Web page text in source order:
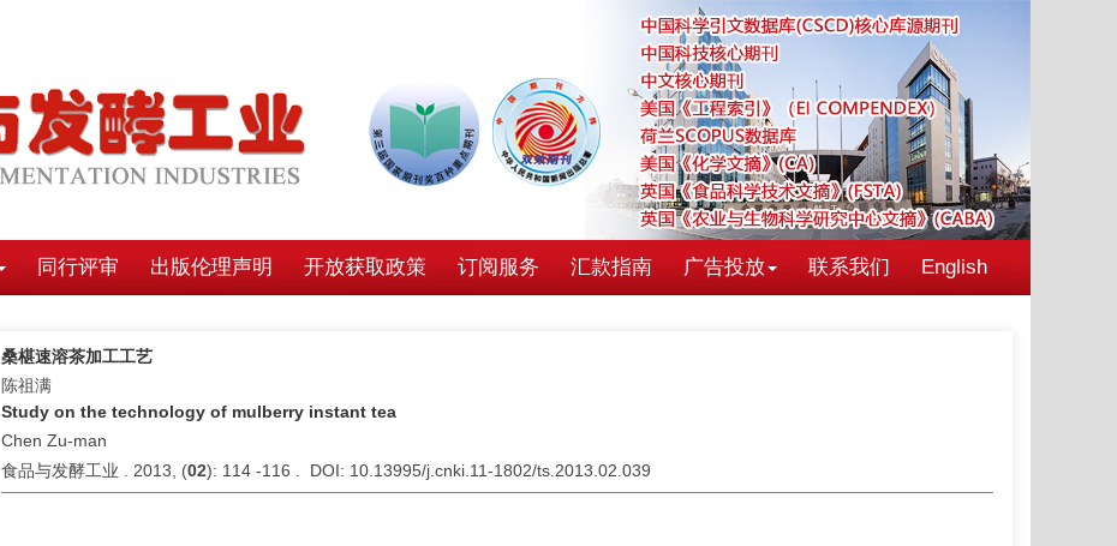
同行评审 出版伦理声明 开放获取政策 订阅服务 汇款指南 广告投放 联系我们 English
桑椹速溶茶加工工艺
陈祖满
Study on the technology of mulberry instant tea
Chen Zu-man
食品与发酵工业 . 2013, (02): 114 -116 . DOI: 10.13995/j.cnki.11-1802/ts.2013.02.039